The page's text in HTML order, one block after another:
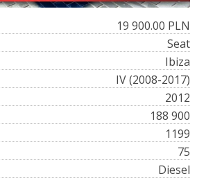
19 900.00 PLN
Seat
Ibiza
IV (2008-2017)
2012
188 900
1199
75
Diesel